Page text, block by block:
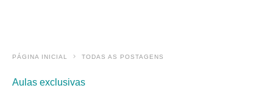
PÁGINA INICIAL TODAS AS POSTAGENS
Aulas exclusivas